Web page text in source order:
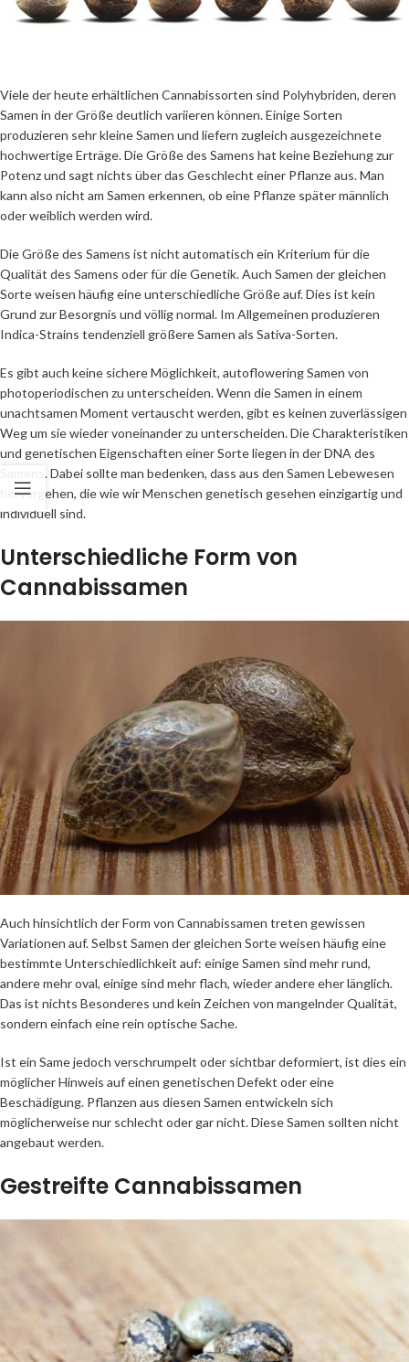
Viele der heute erhältlichen Cannabissorten sind Polyhybriden, deren
Samen in der Größe deutlich variieren können. Einige Sorten
produzieren sehr kleine Samen und liefern zugleich ausgezeichnete
hochwertige Erträge. Die Größe des Samens hat keine Beziehung zur
Potenz und sagt nichts über das Geschlecht einer Pflanze aus. Man
kann also nicht am Samen erkennen, ob eine Pflanze später männlich
oder weiblich werden wird.
Die Größe des Samens ist nicht automatisch ein Kriterium für die
Qualität des Samens oder für die Genetik. Auch Samen der gleichen
Sorte weisen häufig eine unterschiedliche Größe auf. Dies ist kein
Grund zur Besorgnis und völlig normal. Im Allgemeinen produzieren
Indica-Strains tendenziell größere Samen als Sativa-Sorten.
Es gibt auch keine sichere Möglichkeit, autoflowering Samen von
photoperiodischen zu unterscheiden. Wenn die Samen in einem
unachtsamen Moment vertauscht werden, gibt es keinen zuverlässigen
Weg um sie wieder voneinander zu unterscheiden. Die Charakteristiken
und genetischen Eigenschaften einer Sorte liegen in der DNA des
Samens. Dabei sollte man bedenken, dass aus den Samen Lebewesen
hervorgehen, die wie wir Menschen genetisch gesehen einzigartig und
individuell sind.
Unterschiedliche Form von
Cannabissamen
Auch hinsichtlich der Form von Cannabissamen treten gewissen
Variationen auf. Selbst Samen der gleichen Sorte weisen häufig eine
bestimmte Unterschiedlichkeit auf: einige Samen sind mehr rund,
andere mehr oval, einige sind mehr flach, wieder andere eher länglich.
Das ist nichts Besonderes und kein Zeichen von mangelnder Qualität,
sondern einfach eine rein optische Sache.
Ist ein Same jedoch verschrumpelt oder sichtbar deformiert, ist dies ein
möglicher Hinweis auf einen genetischen Defekt oder eine
Beschädigung. Pflanzen aus diesen Samen entwickeln sich
möglicherweise nur schlecht oder gar nicht. Diese Samen sollten nicht
angebaut werden.
Gestreifte Cannabissamen